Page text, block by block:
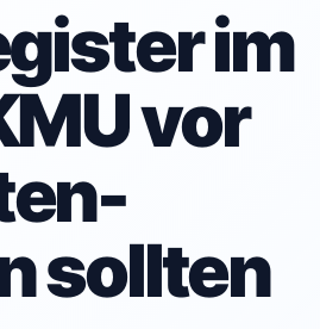
im
vor
sollten